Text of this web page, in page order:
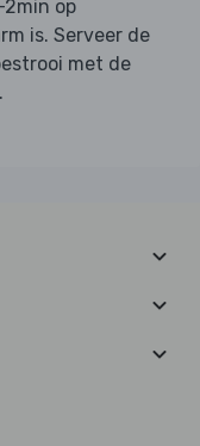
2min op
is. Serveer de
met de
.